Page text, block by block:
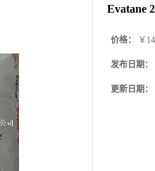
Evatane
价格： ￥
发布日期：
更新日期：